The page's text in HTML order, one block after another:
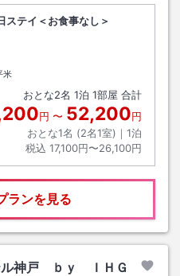
ステイ＜お食事なし＞
米
おとな2名 1泊 1部屋 合計
円 〜 52,200円
おとな1名 (2名1室)｜ 1泊
税込 17,100円〜26,100円
ランを見る
ル神戸 ｂｙ ＩＨＧ